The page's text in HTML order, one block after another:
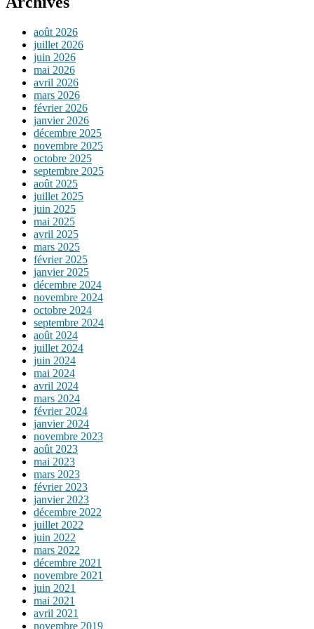
août 2026
juillet 2026
juin 2026
mai 2026
avril 2026
mars 2026
février 2026
janvier 2026
décembre 2025
novembre 2025
octobre 2025
septembre 2025
août 2025
juillet 2025
juin 2025
mai 2025
avril 2025
mars 2025
février 2025
janvier 2025
décembre 2024
novembre 2024
octobre 2024
septembre 2024
août 2024
juillet 2024
juin 2024
mai 2024
avril 2024
mars 2024
février 2024
janvier 2024
novembre 2023
août 2023
mai 2023
mars 2023
février 2023
janvier 2023
décembre 2022
juillet 2022
juin 2022
mars 2022
décembre 2021
novembre 2021
juin 2021
mai 2021
avril 2021
novembre 2019